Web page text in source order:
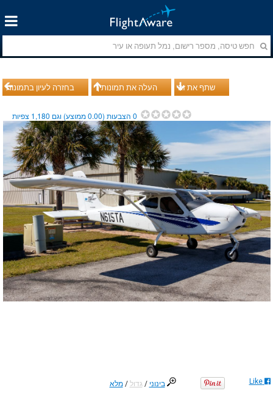
בחזרה לעיון בתמונות העלה את תמונותיך שתף את זה
0הצבעות (0.00ממוצע) וגם 1,180 צפיות
בינוני / גדול /מלא Like